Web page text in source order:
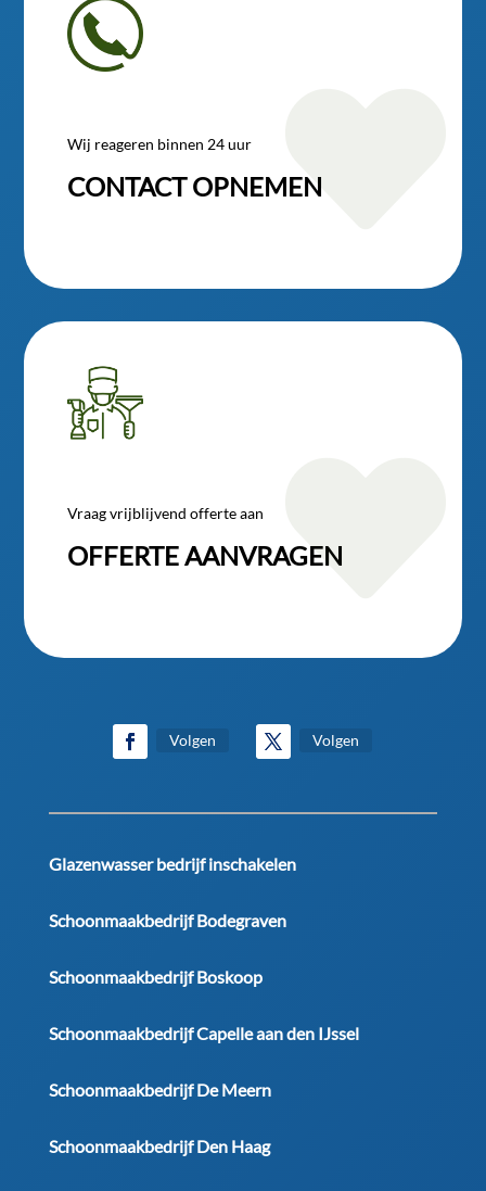
Wij reageren binnen 24 uur
CONTACT OPNEMEN
Vraag vrijblijvend offerte aan
OFFERTE AANVRAGEN

Volgen Volgen
Glazenwasser bedrijf inschakelen
Schoonmaakbedrijf Bodegraven
Schoonmaakbedrijf Boskoop
Schoonmaakbedrijf Capelle aan den IJssel
Schoonmaakbedrijf De Meern
Schoonmaakbedrijf Den Haag